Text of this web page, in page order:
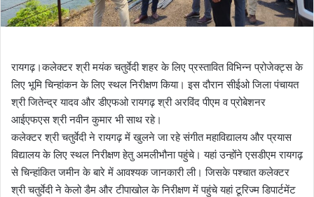
रायगढ़।कलेक्टर श्री मयंक चतुर्वेदी शहर के लिए प्रस्तावित विभिन्न प्रोजेक्ट्स के
लिए भूमि चिन्हांकन के लिए स्थल निरीक्षण किया। इस दौरान सीईओ जिला पंचायत
श्री जितेन्द्र यादव और डीएफओ रायगढ़ श्री अरविंद पीएम व प्रोबेशनर
आईएफएस श्री नवीन कुमार भी साथ रहे।
कलेक्टर श्री चतुर्वेदी ने रायगढ़ में खुलने जा रहे संगीत महाविद्यालय और प्रयास
विद्यालय के लिए स्थल निरीक्षण हेतु अमलीभौना पहुंचे। यहां उन्होंने एसडीएम रायगढ़
से चिन्हांकित जमीन के बारे में आवश्यक जानकारी ली। जिसके पश्चात कलेक्टर
श्री चतुर्वेदी ने केलो डैम और टीपाखोल के निरीक्षण में पहुंचे यहां टूरिज्म डिपार्टमेंट